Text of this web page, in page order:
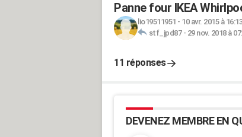
Panne four IKEA
lio19511951 - 10 avr. 2015 à 16:13
stf_jpd87- 29 nov. 2018 à
11 réponses
DEVENEZ MEMBRE EN